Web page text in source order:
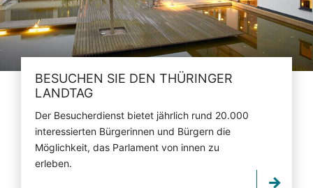
BESUCHEN SIE DEN THÜRINGER
LANDTAG
Der Besucherdienst bietet jährlich rund 20.000
interessierten Bürgerinnen und Bürgern die
Möglichkeit, das Parlament von innen zu
erleben.